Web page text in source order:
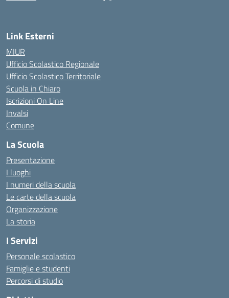
Link Esterni
MIUR
Ufficio Scolastico Regionale
Ufficio Scolastico Territoriale
Scuola in Chiaro
Iscrizioni On Line
Invalsi
Comune
La Scuola
Presentazione
I luoghi
I numeri della scuola
Le carte della scuola
Organizzazione
La storia
I Servizi
Personale scolastico
Famiglie e studenti
Percorsi di studio